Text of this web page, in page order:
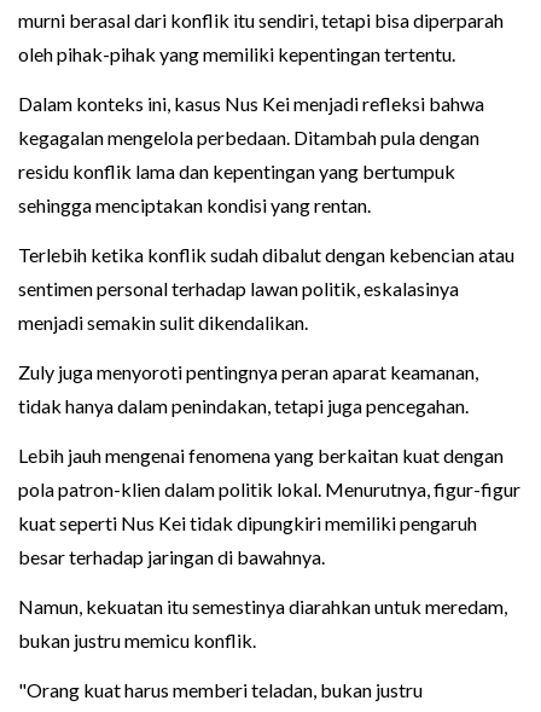
murni berasal dari konflik itu sendiri, tetapi bisa diperparah
oleh pihak-pihak yang memiliki kepentingan tertentu.
Dalam konteks ini, kasus Nus Kei menjadi refleksi bahwa
kegagalan mengelola perbedaan. Ditambah pula dengan
residu konflik lama dan kepentingan yang bertumpuk
sehingga menciptakan kondisi yang rentan.
Terlebih ketika konflik sudah dibalut dengan kebencian atau
sentimen personal terhadap lawan politik, eskalasinya
menjadi semakin sulit dikendalikan.
Zuly juga menyoroti pentingnya peran aparat keamanan,
tidak hanya dalam penindakan, tetapi juga pencegahan.
Lebih jauh mengenai fenomena yang berkaitan kuat dengan
pola patron-klien dalam politik lokal. Menurutnya, figur-figur
kuat seperti Nus Kei tidak dipungkiri memiliki pengaruh
besar terhadap jaringan di bawahnya.
Namun, kekuatan itu semestinya diarahkan untuk meredam,
bukan justru memicu konflik.
"Orang kuat harus memberi teladan, bukan justru